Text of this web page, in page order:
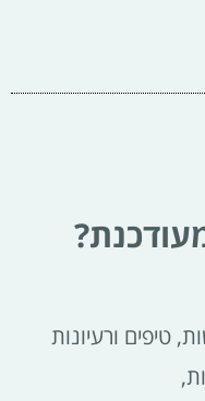
טיפים ורעיונות